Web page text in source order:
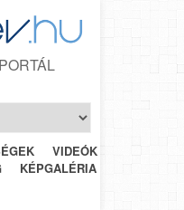
VIDEÓK
HÉTRŐL-
KÉPGALÉRIA